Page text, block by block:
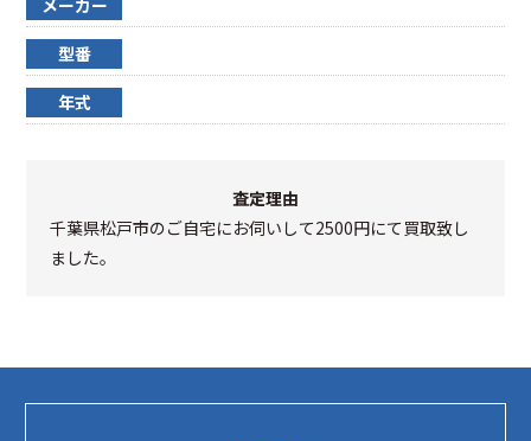
メーカー
型番
年式
査定理由
千葉県松戸市のご自宅にお伺いして2500円にて買取致し
ました。